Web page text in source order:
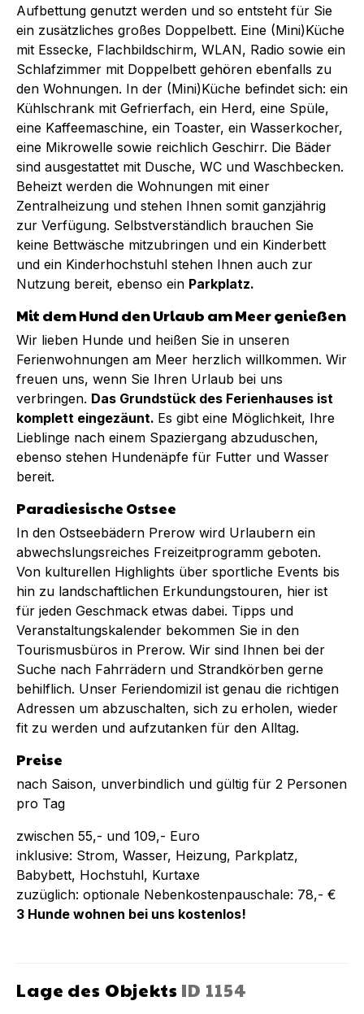
Aufbettung genutzt werden und so entsteht für Sie
ein zusätzliches großes Doppelbett. Eine (Mini)Küche
mit Essecke, Flachbildschirm, WLAN, Radio sowie ein
Schlafzimmer mit Doppelbett gehören ebenfalls zu
den Wohnungen. In der (Mini)Küche befindet sich: ein
Kühlschrank mit Gefrierfach, ein Herd, eine Spüle,
eine Kaffeemaschine, ein Toaster, ein Wasserkocher,
eine Mikrowelle sowie reichlich Geschirr. Die Bäder
sind ausgestattet mit Dusche, WC und Waschbecken.
Beheizt werden die Wohnungen mit einer
Zentralheizung und stehen Ihnen somit ganzjährig
zur Verfügung. Selbstverständlich brauchen Sie
keine Bettwäsche mitzubringen und ein Kinderbett
und ein Kinderhochstuhl stehen Ihnen auch zur
Nutzung bereit, ebenso ein Parkplatz.
Mit dem Hund den Urlaub am Meer genießen
Wir lieben Hunde und heißen Sie in unseren
Ferienwohnungen am Meer herzlich willkommen. Wir
freuen uns, wenn Sie Ihren Urlaub bei uns
verbringen. Das Grundstück des Ferienhauses ist
komplett eingezäunt. Es gibt eine Möglichkeit, Ihre
Lieblinge nach einem Spaziergang abzuduschen,
ebenso stehen Hundenäpfe für Futter und Wasser
bereit.
Paradiesische Ostsee
In den Ostseebädern Prerow wird Urlaubern ein
abwechslungsreiches Freizeitprogramm geboten.
Von kulturellen Highlights über sportliche Events bis
hin zu landschaftlichen Erkundungstouren, hier ist
für jeden Geschmack etwas dabei. Tipps und
Veranstaltungskalender bekommen Sie in den
Tourismusbüros in Prerow. Wir sind Ihnen bei der
Suche nach Fahrrädern und Strandkörben gerne
behilflich. Unser Feriendomizil ist genau die richtigen
Adressen um abzuschalten, sich zu erholen, wieder
fit zu werden und aufzutanken für den Alltag.
Preise
nach Saison, unverbindlich und gültig für 2 Personen
pro Tag
zwischen 55,- und 109,- Euro
inklusive: Strom, Wasser, Heizung, Parkplatz,
Babybett, Hochstuhl, Kurtaxe
zuzüglich: optionale Nebenkostenpauschale: 78,- €
3 Hunde wohnen bei uns kostenlos!
Lage des Objekts ID 1154